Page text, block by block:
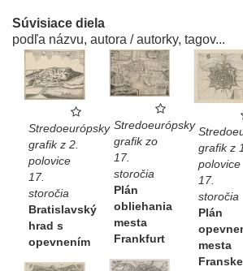
Súvisiace diela
podľa názvu, autora / autorky, tagov...
Stredoeurópsky
grafik z 2.
polovice
17.
storočia
Bratislavský
hrad s
opevnením
Stredoeurópsky
grafik zo
17.
storočia
Plán
obliehania
mesta
Frankfurt
grafik z
polovice
17.
storočia
Plán
mesta